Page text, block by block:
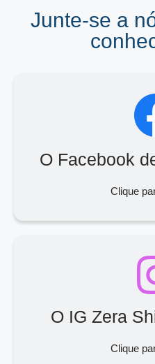
Junte-se a
O Facebook
Clique
O IG Zera
Clique